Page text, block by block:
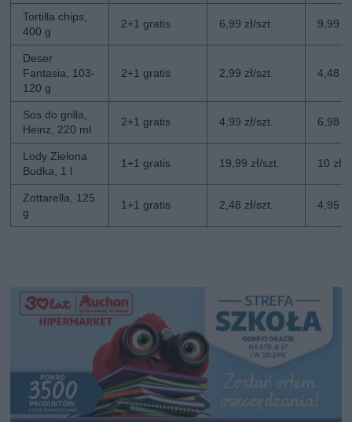
Tortilla chips,
400 g
2+1 gratis 6,99 zł/szt. 9,99
Deser
Fantasia, 103-
120 g
2+1 gratis 2,99 zł/szt. 4,48
Sos do grilla,
Heinz, 220 ml
2+1 gratis 4,99 zł/szt. 6,98
Lody Zielona
Budka, 1 l
1+1 gratis 19,99 zł/szt. 10 zł/
Zottarella, 125
g
1+1 gratis 2,48 zł/szt. 4,95